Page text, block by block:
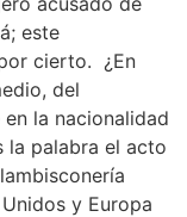
este
cierto. ¿En
del
la nacionalidad
la palabra el acto
y Europa